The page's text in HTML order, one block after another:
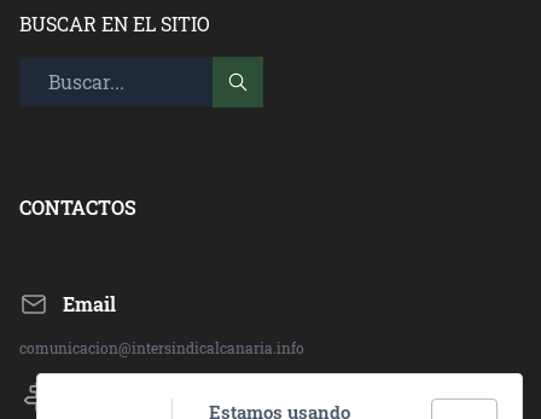
BUSCAR EN EL SITIO
CONTACTOS
Email
comunicacion@intersindicalcanaria.info
Estamos usando